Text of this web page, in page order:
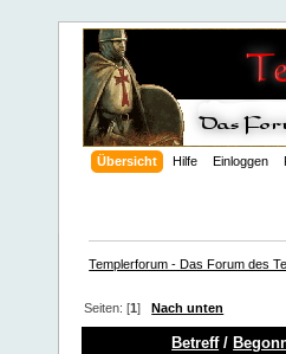
Übersicht Hilfe Einloggen
Templerforum - Das Forum des
Seiten: [1]Nach unten
Betreff/